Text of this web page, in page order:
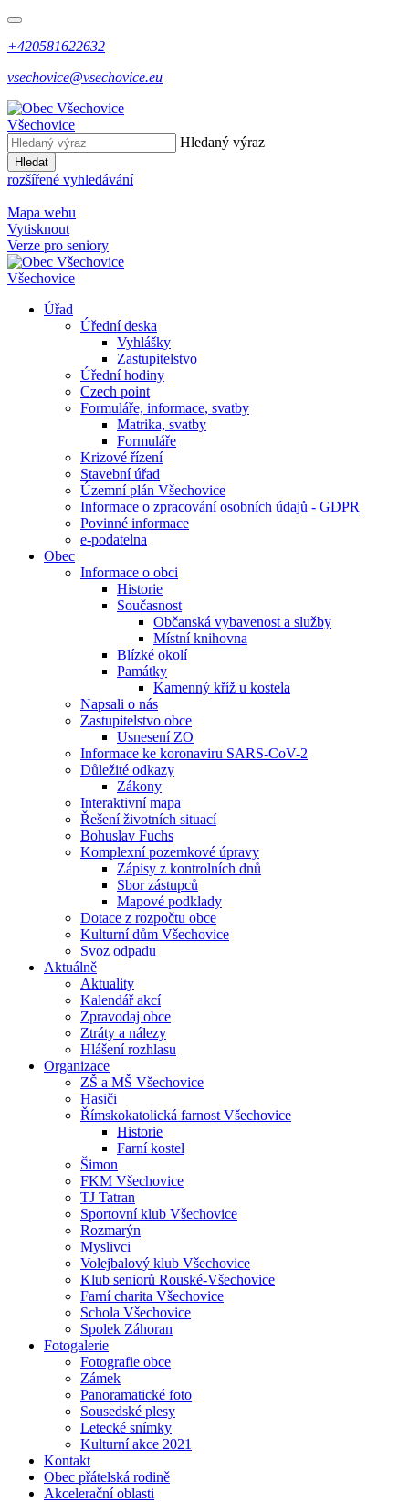
+420581622632
vsechovice@vsechovice.eu
Všechovice
Hledaný výraz
Hledat
rozšířené vyhledávání
Mapa webu
Vytisknout
Verze pro seniory
Všechovice
Úřad
Úřední deska
Vyhlášky
Zastupitelstvo
Úřední hodiny
Czech point
Formuláře, informace, svatby
Matrika, svatby
Formuláře
Krizové řízení
Stavební úřad
Územní plán Všechovice
Informace o zpracování osobních údajů - GDPR
Povinné informace
e-podatelna
Obec
Informace o obci
Historie
Současnost
Občanská vybavenost a služby
Místní knihovna
Blízké okolí
Památky
Kamenný kříž u kostela
Napsali o nás
Zastupitelstvo obce
Usnesení ZO
Informace ke koronaviru SARS-CoV-2
Důležité odkazy
Zákony
Interaktivní mapa
Řešení životních situací
Bohuslav Fuchs
Komplexní pozemkové úpravy
Zápisy z kontrolních dnů
Sbor zástupců
Mapové podklady
Dotace z rozpočtu obce
Kulturní dům Všechovice
Svoz odpadu
Aktuálně
Aktuality
Kalendář akcí
Zpravodaj obce
Ztráty a nálezy
Hlášení rozhlasu
Organizace
ZŠ a MŠ Všechovice
Hasiči
Římskokatolická farnost Všechovice
Historie
Farní kostel
Šimon
FKM Všechovice
TJ Tatran
Sportovní klub Všechovice
Rozmarýn
Myslivci
Volejbalový klub Všechovice
Klub seniorů Rouské-Všechovice
Farní charita Všechovice
Schola Všechovice
Spolek Záhoran
Fotogalerie
Fotografie obce
Zámek
Panoramatické foto
Sousedské plesy
Letecké snímky
Kulturní akce 2021
Kontakt
Obec přátelská rodině
Akcelerační oblasti